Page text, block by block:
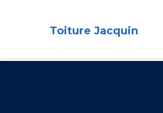
Toiture Jacquin